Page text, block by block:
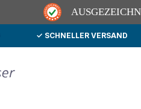
springen
✓ SCHNELLER VERSAND